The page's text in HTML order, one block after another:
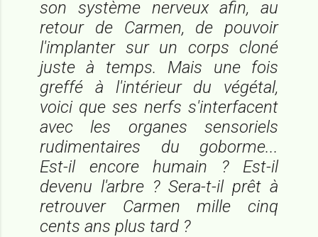
son système nerveux afin, au
retour de Carmen, de pouvoir
l'implanter sur un corps cloné
juste à temps. Mais une fois
greffé à l'intérieur du végétal,
voici que ses nerfs s'interfacent
avec les organes sensoriels
rudimentaires du goborme...
Est-il encore humain ? Est-il
devenu l'arbre ? Sera-t-il prêt à
retrouver Carmen mille cinq
cents ans plus tard ?